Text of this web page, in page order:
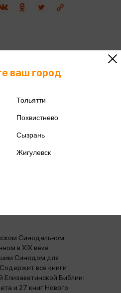
Синодальном
в XIX веке
Синодом для
все книги
Елизаветинской Библии:
и 27 книг Нового
ваш город
Тольятти
Похвистнево
Сызрань
Жигулевск